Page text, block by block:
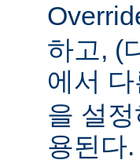
하고, (
에서 다
을 설
용된다